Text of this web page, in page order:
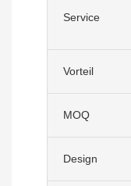
Service
Vorteil
MOQ
Design